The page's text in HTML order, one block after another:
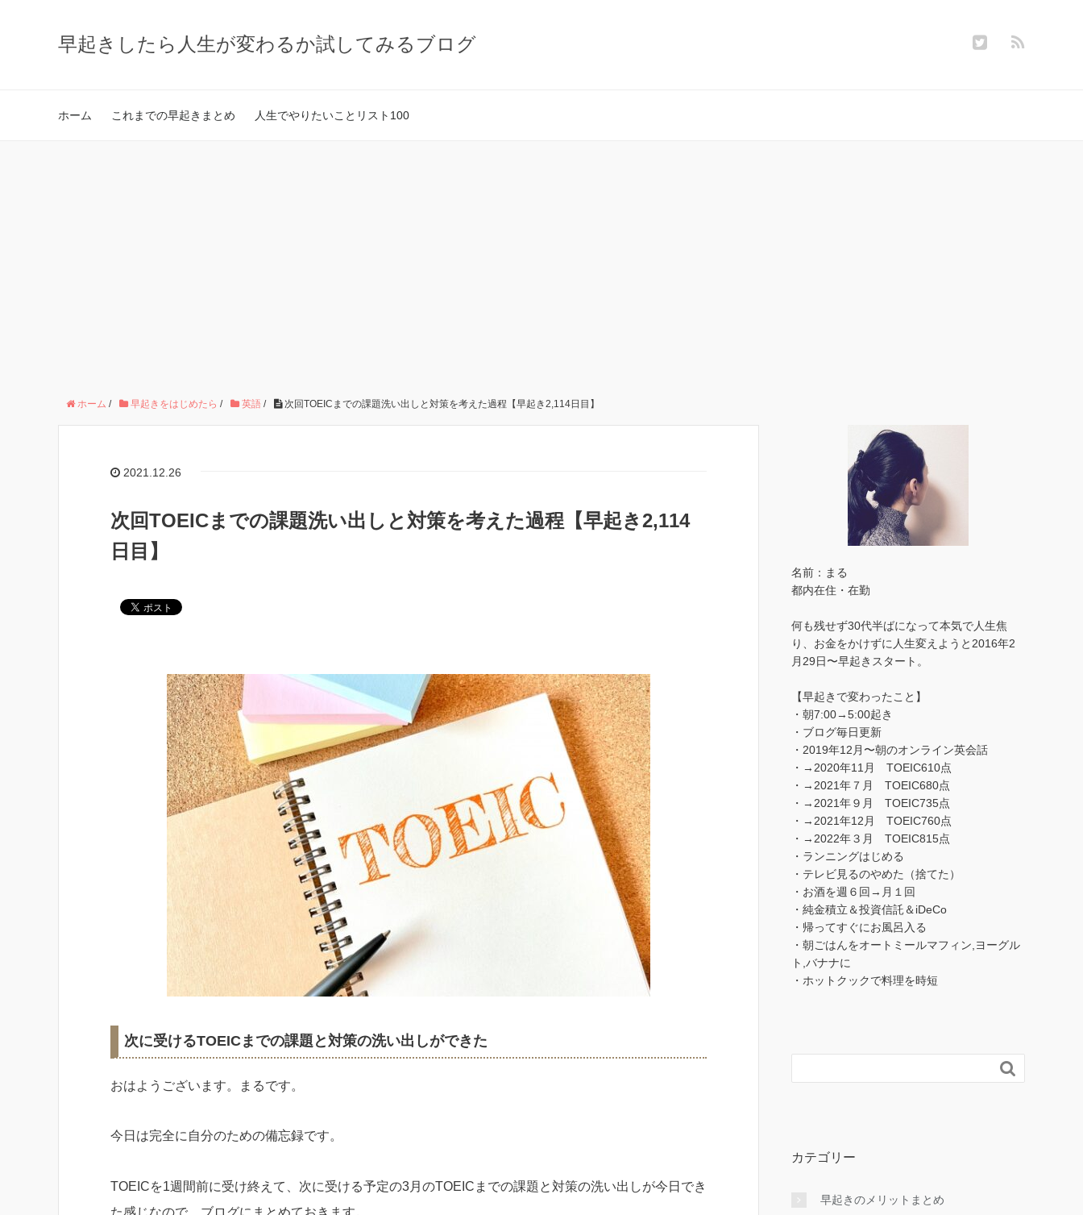
早起きしたら人生が変わるか試してみるブログ
ホーム これまでの早起きまとめ 人生でやりたいことリスト100
ホーム / 早起きをはじめたら / 英語 / 次回TOEICまでの課題洗い出しと対策を考えた過程【早起き2,114日目】
2021.12.26
次回TOEICまでの課題洗い出しと対策を考えた過程【早起き2,114
日目】
次に受けるTOEICまでの課題と対策の洗い出しができた
おはようございます。まるです。
今日は完全に自分のための備忘録です。
TOEICを1週間前に受け終えて、次に受ける予定の3月のTOEICまでの課題と対策の洗い出しが今日でき
た感じなので、ブログにまとめておきます。
名前：まる
都内在住・在勤
何も残せず30代半ばになって本気で人生焦
り、お金をかけずに人生変えようと2016年2
月29日〜早起きスタート。
【早起きで変わったこと】
・朝7:00→5:00起き
・ブログ毎日更新
・2019年12月〜朝のオンライン英会話
・→2020年11月 TOEIC610点
・→2021年７月 TOEIC680点
・→2021年９月 TOEIC735点
・→2021年12月 TOEIC760点
・→2022年３月 TOEIC815点
・ランニングはじめる
・テレビ見るのやめた（捨てた）
・お酒を週６回→月１回
・純金積立＆投資信託＆iDeCo
・帰ってすぐにお風呂入る
・朝ごはんをオートミールマフィン,ヨーグル
ト,バナナに
・ホットクックで料理を時短

カテゴリー
早起きのメリットまとめ